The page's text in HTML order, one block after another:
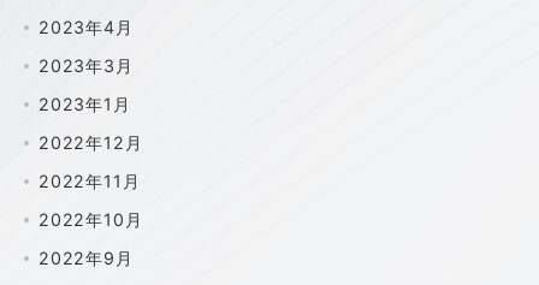
2023年4月
2023年3月
2023年1月
2022年12月
2022年11月
2022年10月
2022年9月